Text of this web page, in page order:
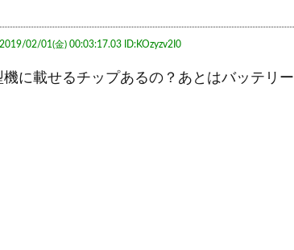
2019/02/01(金) 00:03:17.03 ID:KOzyzv2I0
機に載せるチップあるの？あとはバッテリー